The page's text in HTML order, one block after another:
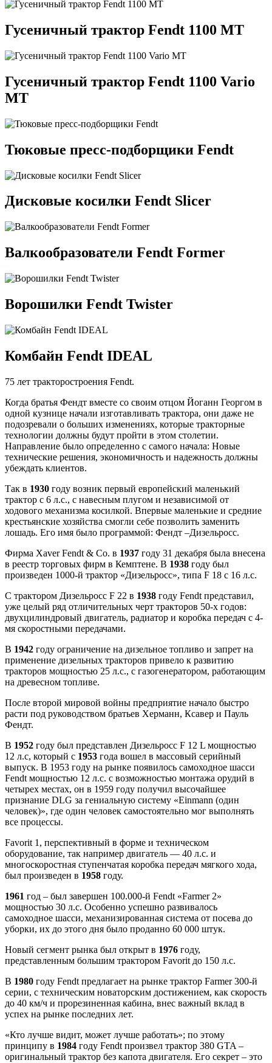
Гусеничный трактор Fendt 1100 MT
Гусеничный трактор Fendt 1100 Vario
MT
Тюковые пресс-подборщики Fendt
Дисковые косилки Fendt Sliсer
Валкообразователи Fendt Former
Ворошилки Fendt Twister
Комбайн Fendt IDEAL
75 лет тракторостроения Fendt.
Когда братья Фендт вместе со своим отцом Йоганн Георгом в
одной кузнице начали изготавливать трактора, они даже не
подозревали о больших изменениях, которые тракторные
технологии должны будут пройти в этом столетии.
Направление было определенно с самого начала: Новые
технические решения, экономичность и надежность должны
убеждать клиентов.
Так в 1930 году возник первый европейский маленький
трактор с 6 л.с., с навесным плугом и независимой от
ходового механизма косилкой. Впервые маленькие и средние
крестьянские хозяйства смогли себе позволить заменить
лошадь. Его имя было программой: Фендт –Дизельросс.
Фирма Xaver Fendt & Co. в 1937 году 31 декабря была внесена
в реестр торговых фирм в Кемптене. В 1938 году был
произведен 1000-й трактор «Дизельросс», типа F 18 с 16 л.с.
С трактором Дизельросс F 22 в 1938 году Fendt представил,
уже целый ряд отличительных черт тракторов 50-х годов:
двухцилиндровый двигатель, радиатор и коробка передач с 4-
мя скоростными передачами.
В 1942 году ограничение на дизельное топливо и запрет на
применение дизельных тракторов привело к развитию
тракторов мощностью 25 л.с., с газогенератором, работающим
на древесном топливе.
После второй мировой войны предприятие начало быстро
расти под руководством братьев Херманн, Ксавер и Пауль
Фендт.
В 1952 году был представлен Дизельросс F 12 L мощностью
12 л.с, который с 1953 года вошел в массовый серийный
выпуск. В 1953 году на рынке появилось самоходное шасси
Fendt мощностью 12 л.с. с возможностью монтажа орудий в
четырех местах, он в 1959 году получил высочайшее
признание DLG за гениальную систему «Einmann (один
человек)», где один человек самостоятельно мог выполнять
все процессы.
Favorit 1, перспективный в форме и техническом
оборудование, так например двигатель — 40 л.с. и
многоскоростная ступенчатая коробка передач мягкого хода,
был произведен в 1958 году.
1961 год – был завершен 100.000-й Fendt «Farmer 2»
мощностью 30 л.с. Особенно успешно развивалось
самоходное шасси, механизированная система от посева до
уборки, их до этого дня было проданно 60 000 штук.
Новый сегмент рынка был открыт в 1976 году,
представленным большим трактором Favorit до 150 л.с.
В 1980 году Fendt предлагает на рынке трактор Farmer 300-й
серии, с техническим новаторским достижением, как скорость
до 40 км/ч и прорезиненная кабина, внес важный вклад в
успех на рынке последних лет.
«Кто лучше видит, может лучше работать»; по этому
принципу в 1984 году Fendt произвел трактор 380 GTA –
оригинальный трактор без капота двигателя. Его секрет – это